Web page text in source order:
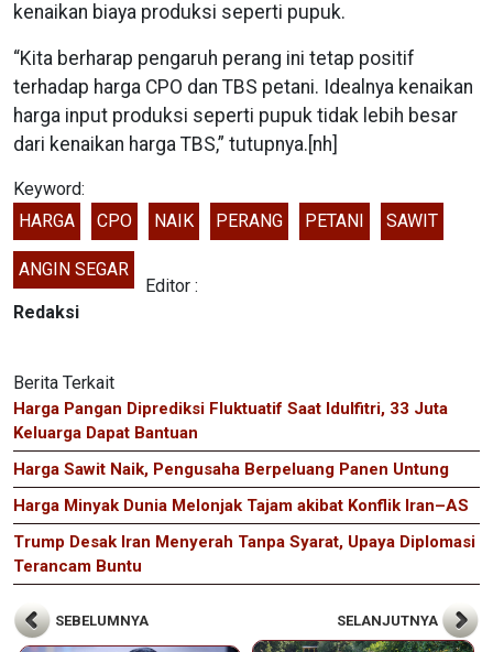
kenaikan biaya produksi seperti pupuk.
“Kita berharap pengaruh perang ini tetap positif
terhadap harga CPO dan TBS petani. Idealnya kenaikan
harga input produksi seperti pupuk tidak lebih besar
dari kenaikan harga TBS,” tutupnya.[nh]
Keyword:
HARGA
CPO NAIK PERANG PETANI SAWIT
ANGIN SEGAR
Editor :
Redaksi
Berita Terkait
Harga Pangan Diprediksi Fluktuatif Saat Idulfitri, 33 Juta
Keluarga Dapat Bantuan
Harga Sawit Naik, Pengusaha Berpeluang Panen Untung
Harga Minyak Dunia Melonjak Tajam akibat Konflik Iran–AS
Trump Desak Iran Menyerah Tanpa Syarat, Upaya Diplomasi
Terancam Buntu
SEBELUMNYA SELANJUTNYA